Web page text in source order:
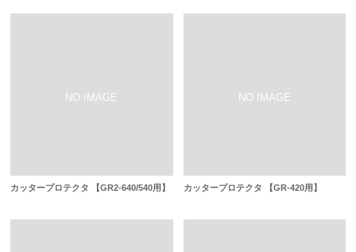
カッタープロテクタ 【GR2-640/540用】 カッタープロテクタ 【GR-420用】